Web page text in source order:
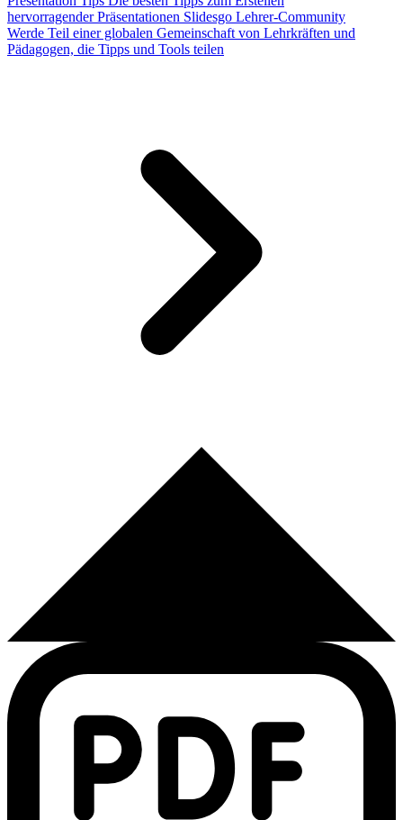
hervorragender Präsentationen Slidesgo Lehrer-Community
Werde Teil einer globalen Gemeinschaft von Lehrkräften und
Pädagogen, die Tipps und Tools teilen